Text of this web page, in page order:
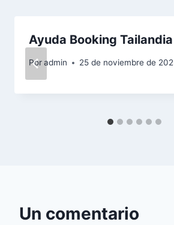
Ayuda Booking Tailandia
Poradmin 25 de noviembre de
Un comentario